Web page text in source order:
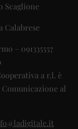
Scaglione
Calabrese
– 091335557
a r.l. è
al